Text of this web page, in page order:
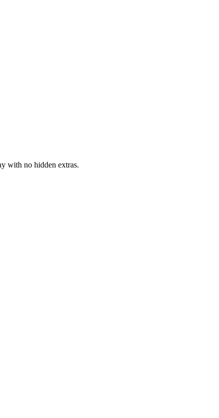
with no hidden extras.